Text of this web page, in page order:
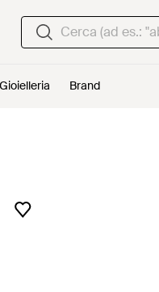
Gioielleria Brand